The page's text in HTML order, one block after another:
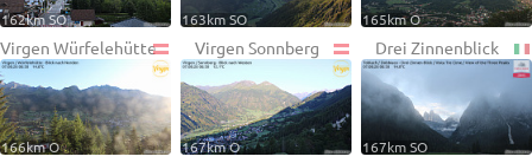
162km SO 163km SO 165km O
Virgen Würfelehütte
166km O
Virgen Sonnberg
167km O
Drei Zinnenblick
167km SO